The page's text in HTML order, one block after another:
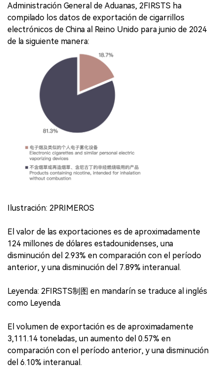
Administración General de Aduanas, 2FIRSTS ha
compilado los datos de exportación de cigarrillos
electrónicos de China al Reino Unido para junio de 2024
de la siguiente manera:
Ilustración: 2PRIMEROS
El valor de las exportaciones es de aproximadamente
124 millones de dólares estadounidenses, una
disminución del 2.93% en comparación con el período
anterior, y una disminución del 7.89% interanual.
Leyenda: 2FIRSTS制图 en mandarín se traduce al inglés
como Leyenda.
El volumen de exportación es de aproximadamente
3,111.14 toneladas, un aumento del 0.57% en
comparación con el período anterior, y una disminución
del 6.10% interanual.